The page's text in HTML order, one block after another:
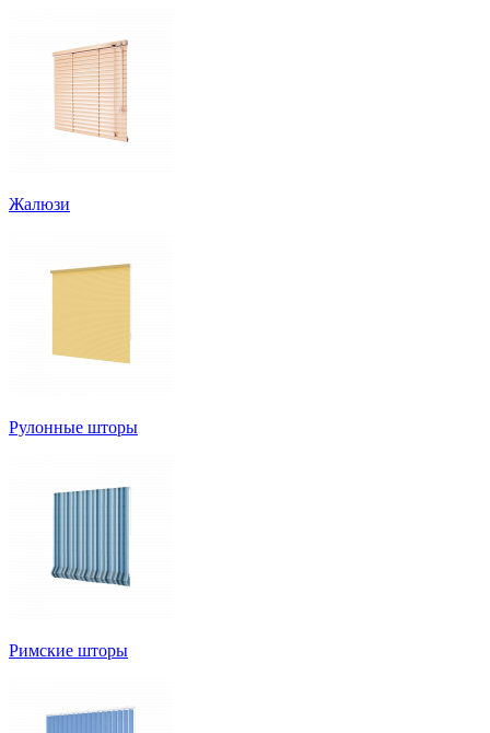
Жалюзи
Рулонные шторы
Римские шторы